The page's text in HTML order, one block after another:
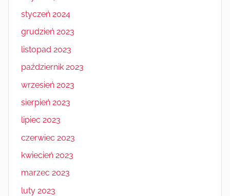
styczeń 2024
grudzień 2023
listopad 2023
październik 2023
wrzesień 2023
sierpień 2023
lipiec 2023
czerwiec 2023
kwiecień 2023
marzec 2023
luty 2023